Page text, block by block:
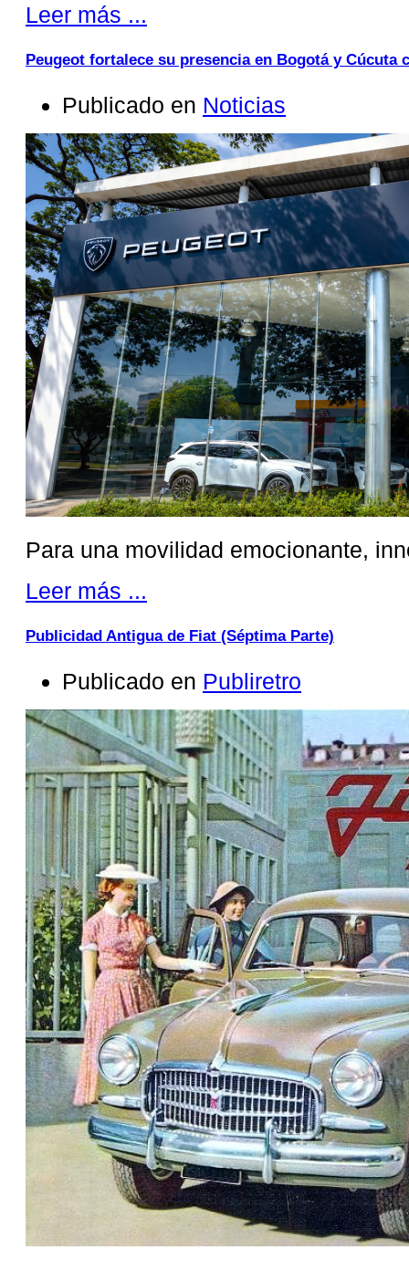
Leer más ...
Peugeot fortalece su presencia en Bogotá y Cúcuta
Publicado en Noticias
Para una movilidad emocionante,
Leer más ...
Publicidad Antigua de Fiat (Séptima Parte)
Publicado en Publiretro